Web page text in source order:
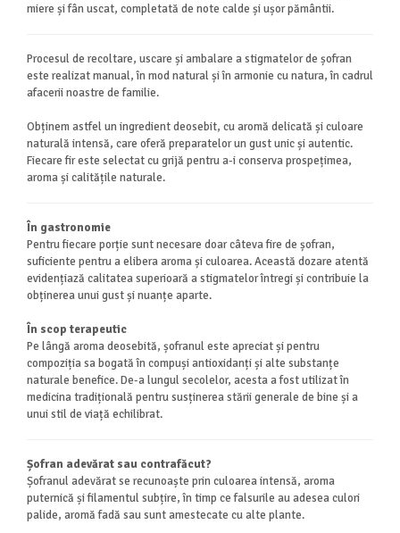
miere și fân uscat, completată de note calde și ușor pământii.
Procesul de recoltare, uscare și ambalare a stigmatelor de șofran
este realizat manual, în mod natural și în armonie cu natura, în cadrul
afacerii noastre de familie.
Obținem astfel un ingredient deosebit, cu aromă delicată și culoare
naturală intensă, care oferă preparatelor un gust unic și autentic.
Fiecare fir este selectat cu grijă pentru a-i conserva prospețimea,
aroma și calitățile naturale.
În gastronomie
Pentru fiecare porție sunt necesare doar câteva fire de șofran,
suficiente pentru a elibera aroma și culoarea. Această dozare atentă
evidențiază calitatea superioară a stigmatelor întregi și contribuie la
obținerea unui gust și nuanțe aparte.
În scop terapeutic
Pe lângă aroma deosebită, șofranul este apreciat și pentru
compoziția sa bogată în compuși antioxidanți și alte substanțe
naturale benefice. De-a lungul secolelor, acesta a fost utilizat în
medicina tradițională pentru susținerea stării generale de bine și a
unui stil de viață echilibrat.
Șofran adevărat sau contrafăcut?
Șofranul adevărat se recunoaște prin culoarea intensă, aroma
puternică și filamentul subțire, în timp ce falsurile au adesea culori
palide, aromă fadă sau sunt amestecate cu alte plante.